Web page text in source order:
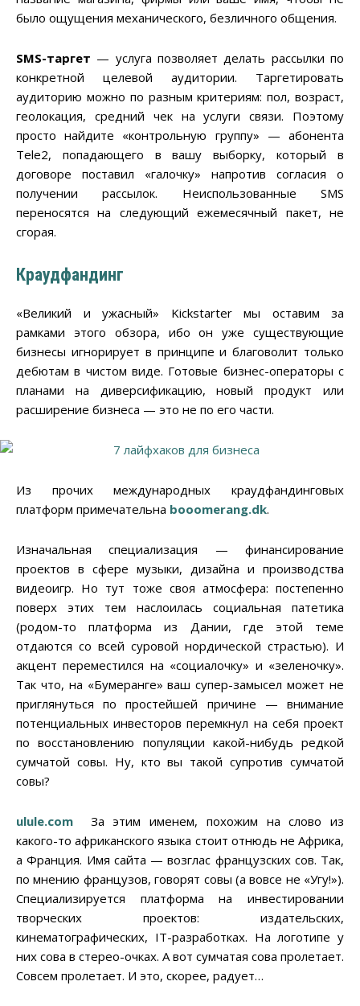
было ощущения механического, безличного общения.
SMS-таргет — услуга позволяет делать рассылки по
конкретной целевой аудитории. Таргетировать
аудиторию можно по разным критериям: пол, возраст,
геолокация, средний чек на услуги связи. Поэтому
просто найдите «контрольную группу» — абонента
Tele2, попадающего в вашу выборку, который в
договоре поставил «галочку» напротив согласия о
получении рассылок. Неиспользованные SMS
переносятся на следующий ежемесячный пакет, не
сгорая.
Краудфандинг
«Великий и ужасный» Kickstarter мы оставим за
рамками этого обзора, ибо он уже существующие
бизнесы игнорирует в принципе и благоволит только
дебютам в чистом виде. Готовые бизнес-операторы с
планами на диверсификацию, новый продукт или
расширение бизнеса — это не по его части.
Из прочих международных краудфандинговых
платформ примечательна booomerang.dk.
Изначальная специализация — финансирование
проектов в сфере музыки, дизайна и производства
видеоигр. Но тут тоже своя атмосфера: постепенно
поверх этих тем наслоилась социальная патетика
(родом-то платформа из Дании, где этой теме
отдаются со всей суровой нордической страстью). И
акцент переместился на «социалочку» и «зеленочку».
Так что, на «Бумеранге» ваш супер-замысел может не
приглянуться по простейшей причине — внимание
потенциальных инвесторов перемкнул на себя проект
по восстановлению популяции какой-нибудь редкой
сумчатой совы. Ну, кто вы такой супротив сумчатой
совы?
ulule.com
За этим именем, похожим на слово из
какого-то африканского языка стоит отнюдь не Африка,
а Франция. Имя сайта — возглас французских сов. Так,
по мнению французов, говорят совы (а вовсе не «Угу!»).
Специализируется платформа на инвестировании
творческих проектов: издательских,
кинематографических, IT-разработках. На логотипе у
них сова в стерео-очках. А вот сумчатая сова пролетает.
Совсем пролетает. И это, скорее, радует…